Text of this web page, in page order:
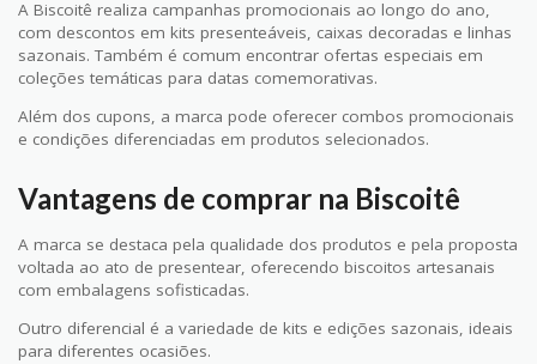
A Biscoitê realiza campanhas promocionais ao longo do ano,
com descontos em kits presenteáveis, caixas decoradas e linhas
sazonais. Também é comum encontrar ofertas especiais em
coleções temáticas para datas comemorativas.
Além dos cupons, a marca pode oferecer combos promocionais
e condições diferenciadas em produtos selecionados.
Vantagens de comprar na Biscoitê
A marca se destaca pela qualidade dos produtos e pela proposta
voltada ao ato de presentear, oferecendo biscoitos artesanais
com embalagens sofisticadas.
Outro diferencial é a variedade de kits e edições sazonais, ideais
para diferentes ocasiões.